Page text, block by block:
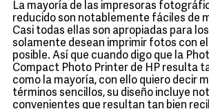
La mayoría de las impresoras
reducido son notablemente fáciles de
Casi todas ellas son apropiadas para
solamente desean imprimir fotos con
posible. Así que cuando digo que la
Compact Photo Printer de HP resulta
como la mayoría, con ello quiero decir
términos sencillos, su diseño incluye
convenientes que resultan tan bien